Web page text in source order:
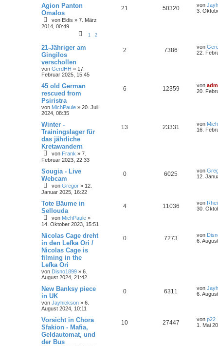
Agion Panton
Omalos
von Eldis » 7. März
2014, 00:49
1 2
21 50320 von
3.
21-Jähriger am
Gingilos
verschollen
von GerdHH » 17.
Februar 2025, 15:45
2 7386 von
22.
45 old German
rescued from
Psiristra
von MichPaule » 20. Juli
2024, 08:35
6 12359 von
20.
Winter -
Trainingslager für
das jährliche
Kretawandern
von Frank » 7.
Februar 2023, 22:33
13 23331 von
16.
Sougia - Live
Webcam
von Gregor » 12.
Januar 2025, 16:22
0 6025 von
12.
Tote Bäume in
Sellouda
von MichPaule »
14. Oktober 2023, 15:51
4 11036 von
30.
Nicolas Cage dreht
in den Lefka Ori /
Nicolas Cage is
filming in the
Lefka Ori
von Disno1899 » 6.
August 2024, 21:42
0 7273 von
6.
New Banksy piece
in UK
von Jayhickson » 6.
August 2024, 10:11
0 6311 von
6.
Vorsicht in Chora
Sfakion - Mafia,
Geldautomat, und
der Bus
10 27447 von p22
1. Mai